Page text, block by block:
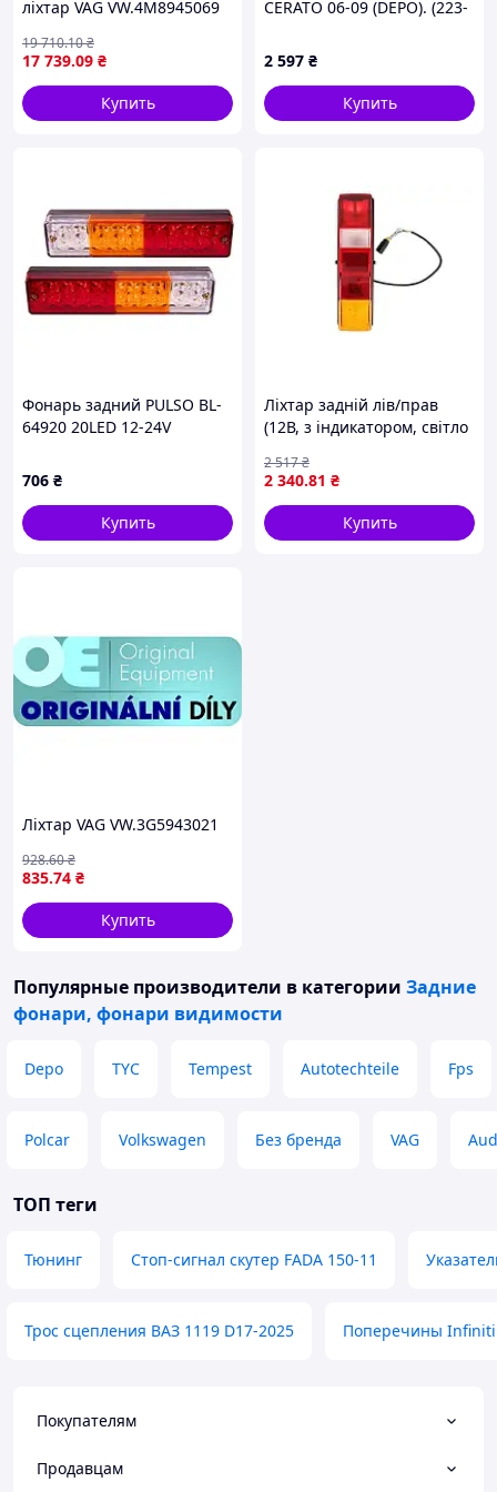
ліхтар VAG VW.4M8945069
17 739.09 ₴
19 710.10₴
Купить
CERATO 06-09 (DEPO). (223-
2 597 ₴
Купить
Фонарь задний PULSO BL-
64920 20LED 12-24V
стоп повторитель заднего
хода 3
706 ₴
Купить
Ліхтар задній лів/прав
(12В, з індикатором, світло
заднього ходу, із стоп-
сигналом, паркувальні
вогні)
2 340.81 ₴
2 517₴
Купить
Ліхтар VAG VW.3G5943021
835.74 ₴
928.60₴
Купить
Популярные производители в категории Задние
фонари, фонари видимости
Depo TYC Tempest Autotechteile Fps
Polcar Volkswagen Без бренда VAG
ТОП теги
Тюнинг Стоп-сигнал скутер FADA 150-11
Трос сцепления ВАЗ 1119 D17-2025 Поперечины Infiniti
Покупателям
Продавцам